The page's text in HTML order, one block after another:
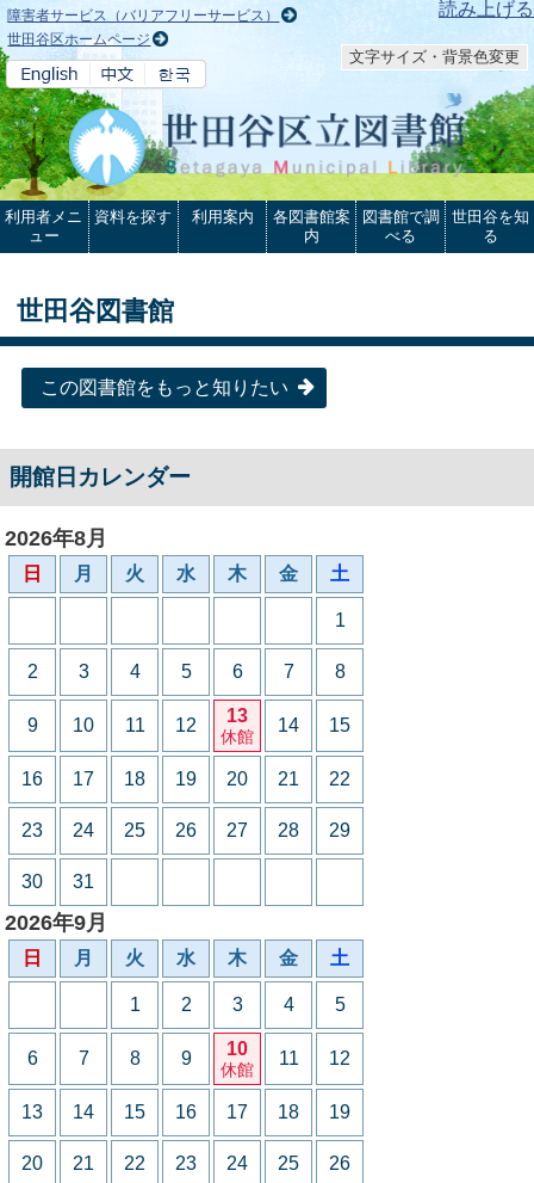
本文へ 読み上げる
障害者サービス（バリアフリーサービス）
世田谷区ホームページ
文字サイズ・背景色変更
利用者メニ
ュー
資料を探す 利用案内
各図書館案
内
図書館で調
べる
世田谷を知
る
世田谷図書館
この図書館をもっと知りたい
開館日カレンダー
2026年8月
日 月 火 水 木 金 土
1
2 3 4 5 6 7 8
9 10 11 12 13
休館
14 15
16 17 18 19 20 21 22
23 24 25 26 27 28 29
30 31
2026年9月
日 月 火 水 木 金 土
1 2 3 4 5
6 7 8 9 10
休館
11 12
13 14 15 16 17 18 19
20 21 22 23 24 25 26